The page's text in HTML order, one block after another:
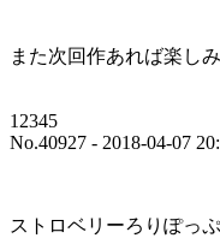
また次回作あれば楽し
12345
No.40927 - 2018-04-07
ストロベリーろりぽっぷ